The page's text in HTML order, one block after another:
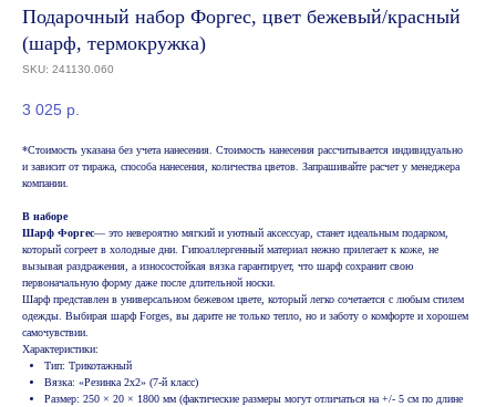
Подарочный набор Форгес, цвет бежевый/красный
(шарф, термокружка)
SKU: 241130.060
3 025 р.
*Стоимость указана без учета нанесения. Стоимость нанесения рассчитывается индивидуально
и зависит от тиража, способа нанесения, количества цветов. Запрашивайте расчет у менеджера
компании.
В наборе
Шарф Форгес— это невероятно мягкий и уютный аксессуар, станет идеальным подарком,
который согреет в холодные дни. Гипоаллергенный материал нежно прилегает к коже, не
вызывая раздражения, а износостойкая вязка гарантирует, что шарф сохранит свою
первоначальную форму даже после длительной носки.
Шарф представлен в универсальном бежевом цвете, который легко сочетается с любым стилем
одежды. Выбирая шарф Forges, вы дарите не только тепло, но и заботу о комфорте и хорошем
самочувствии.
Характеристики:
Тип: Трикотажный
Вязка: «Резинка 2х2» (7-й класс)
Размер: 250 × 20 × 1800 мм (фактические размеры могут отличаться на +/- 5 см по длине